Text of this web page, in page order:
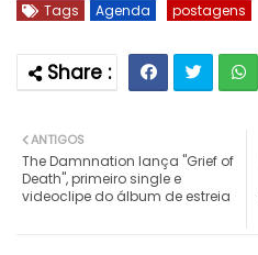
Tags Agenda postagens
ANTIGOS
The Damnnation lança "Grief of
Death", primeiro single e
videoclipe do álbum de estreia